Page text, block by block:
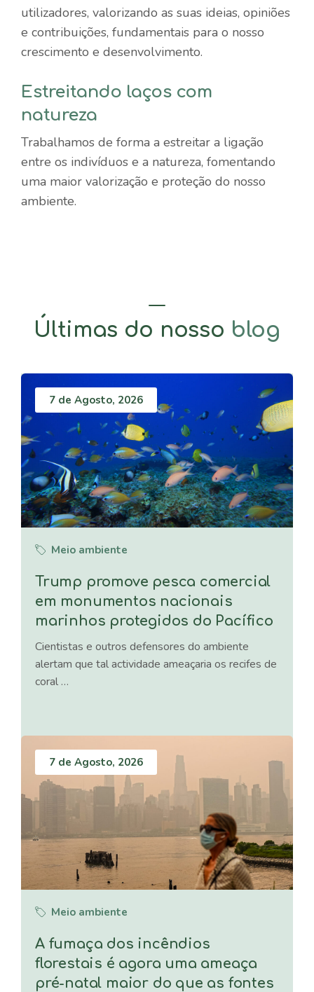
utilizadores, valorizando as suas ideias, opiniões
e contribuições, fundamentais para o nosso
crescimento e desenvolvimento.
Estreitando laços com
natureza
Trabalhamos de forma a estreitar a ligação
entre os indivíduos e a natureza, fomentando
uma maior valorização e proteção do nosso
ambiente.
Últimas do nosso blog
7 de Agosto, 2026
Meio ambiente
Trump promove pesca comercial
em monumentos nacionais
marinhos protegidos do Pacífico
Cientistas e outros defensores do ambiente
alertam que tal actividade ameaçaria os recifes de
coral …
7 de Agosto, 2026
Meio ambiente
A fumaça dos incêndios
florestais é agora uma ameaça
pré-natal maior do que as fontes